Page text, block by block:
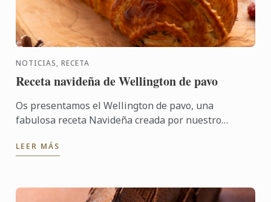
NOTICIAS, RECETA
Receta navideña de Wellington de pavo
Os presentamos el Wellington de pavo, una
fabulosa receta Navideña creada por nuestro
el Chef Karl O´Dell. ...
LEER MÁS